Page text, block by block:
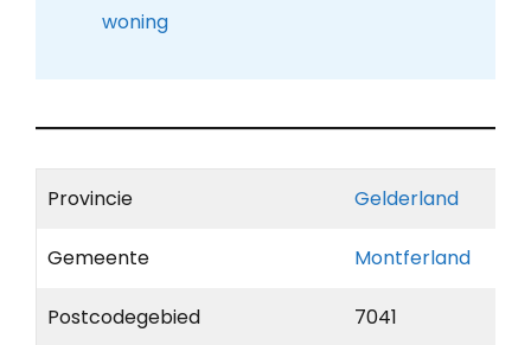
woning
Provincie Gelderland
Gemeente Montferland
Postcodegebied 7041